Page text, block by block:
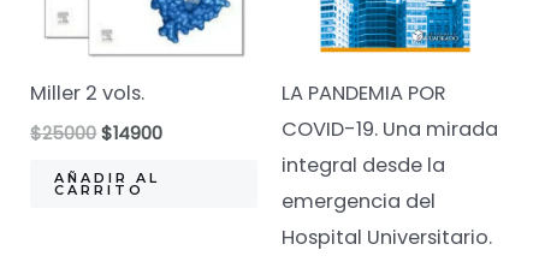
Miller 2 vols.
$25000El
original
era:
$14900El
AÑADIR AL
CARRITO
LA PANDEMIA POR
COVID-19. Una mirada
integral desde la
emergencia del
Hospital Universitario.